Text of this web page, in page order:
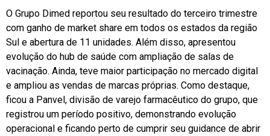
O Grupo Dimed reportou seu resultado do terceiro trimestre
com ganho de market share em todos os estados da região
Sul e abertura de 11 unidades. Além disso, apresentou
evolução do hub de saúde com ampliação de salas de
vacinação. Ainda, teve maior participação no mercado digital
e ampliou as vendas de marcas próprias. Como destaque,
ficou a Panvel, divisão de varejo farmacêutico do grupo, que
registrou um período positivo, demonstrando evolução
operacional e ficando perto de cumprir seu guidance de abrir